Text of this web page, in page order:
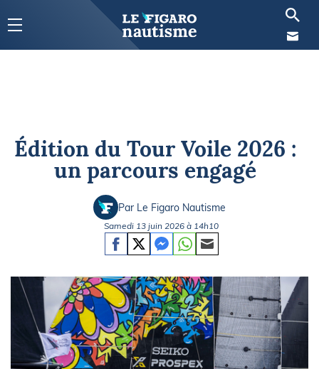
Édition du Tour Voile 2026 :
un parcours engagé
Par Le Figaro Nautisme
Samedi 13 juin 2026 à 14h10